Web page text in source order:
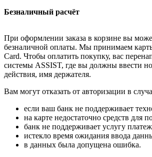
Безналичный расчёт
При оформлении заказа в корзине вы
безналичной оплаты. Мы принимаем
Card. Чтобы оплатить покупку, вас
системы ASSIST, где вы должны ввести
действия, имя держателя.
Вам могут отказать от авторизации в
если ваш банк не поддерживает
на карте недостаточно средств для
банк не поддерживает услугу
истекло время ожидания ввода
в данных была допущена ошибка.